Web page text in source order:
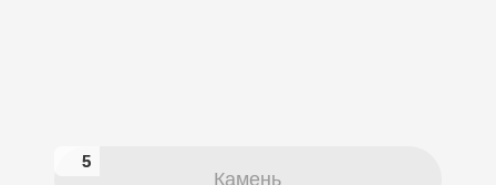
5
5
Камень